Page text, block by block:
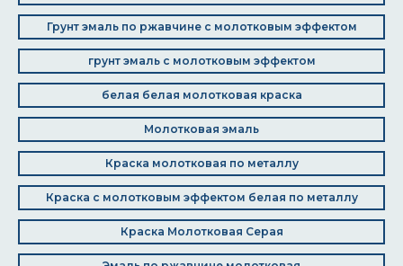
Грунт эмаль по ржавчине с молотковым эффектом
грунт эмаль с молотковым эффектом
белая белая молотковая краска
Молотковая эмаль
Краска молотковая по металлу
Краска с молотковым эффектом белая по металлу
Краска Молотковая Серая